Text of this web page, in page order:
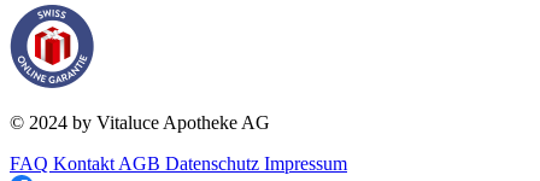
© 2024 by Vitaluce Apotheke AG
FAQ Kontakt AGB Datenschutz Impressum